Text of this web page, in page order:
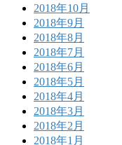
2018年10月
2018年9月
2018年8月
2018年7月
2018年6月
2018年5月
2018年4月
2018年3月
2018年2月
2018年1月